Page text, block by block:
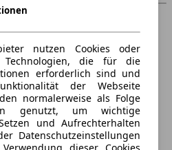
nutzen Cookies oder
die für die
erforderlich sind und
der Webseite
normalerweise als Folge
genutzt, um wichtige
und Aufrechterhalten
Datenschutzeinstellungen